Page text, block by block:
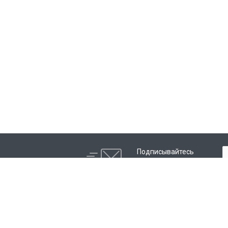
Подписывайтесь